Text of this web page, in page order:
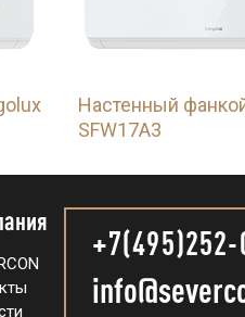
Настенный
SFW17A3